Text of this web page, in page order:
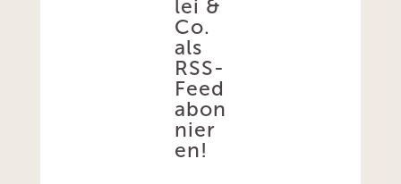
lei &
Co.
als
RSS-
Feed
abon
nier
en!